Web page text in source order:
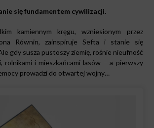
się fundamentem cywilizacji.
kamiennym kręgu, wzniesionym przez
Równin, zainspiruje Sefta i stanie się
gdy susza pustoszy ziemię, rośnie nieufność
rolnikami i mieszkańcami lasów – a pierwszy
prowadzi do otwartej wojny…